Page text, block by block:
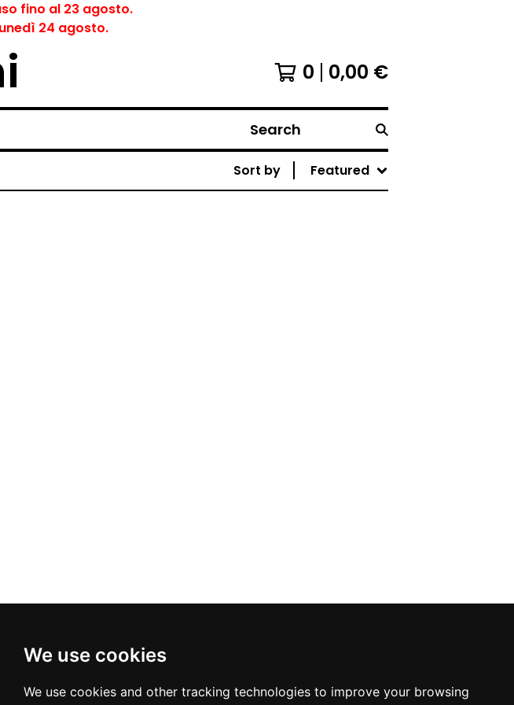
We use cookies
We use cookies and other tracking technologies to improve your browsing
fino al 23 agosto.
24 agosto.
0 0,00 €
Search
Sort by Featured